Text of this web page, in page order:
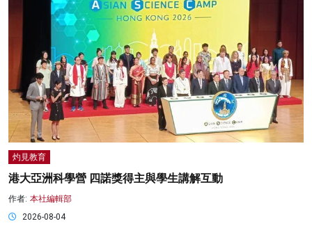
灼見教育
港大亞洲科學營 四諾獎得主與學生講解互動
作者: 本社編輯部
2026-08-04